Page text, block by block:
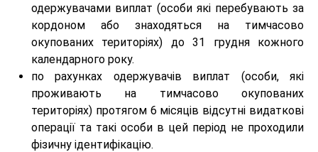
одержувачами виплат (особи які перебувають за
кордоном або знаходяться на тимчасово
окупованих територіях) до 31 грудня кожного
календарного року.
по рахунках одержувачів виплат (особи, які
проживають на тимчасово окупованих
територіях) протягом 6 місяців відсутні видаткові
операції та такі особи в цей період не проходили
фізичну ідентифікацію.